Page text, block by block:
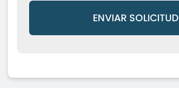
ENVIAR SOLICITUD